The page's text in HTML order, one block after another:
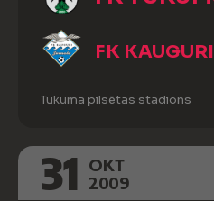
FK
Tukuma pilsētas stadions
31 OKT
2009